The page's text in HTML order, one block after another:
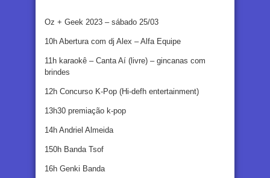
Oz + Geek 2023 – sábado 25/03
10h Abertura com dj Alex – Alfa Equipe
11h karaokê – Canta Aí (livre) – gincanas com
brindes
12h Concurso K-Pop (Hi-defh entertainment)
13h30 premiação k-pop
14h Andriel Almeida
150h Banda Tsof
16h Genki Banda